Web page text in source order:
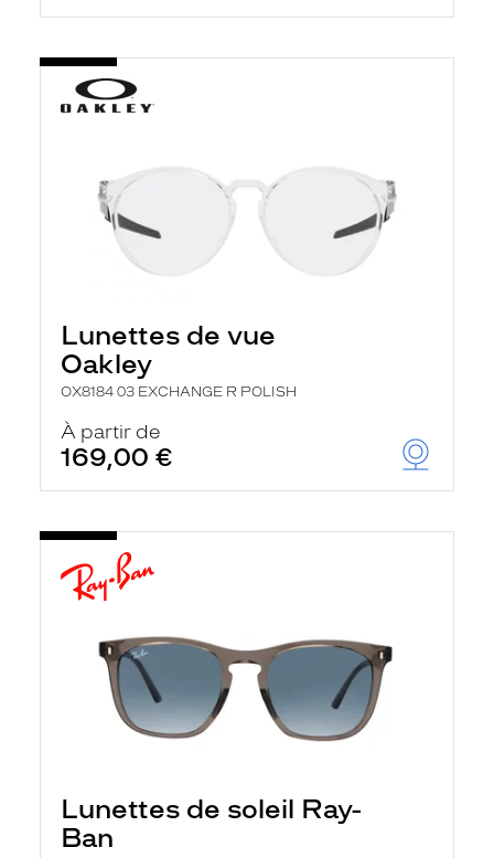
Lunettes de vue
Oakley
OX8184 03 EXCHANGE R POLISH
À partir de
169,00 €
Lunettes de soleil Ray-
Ban